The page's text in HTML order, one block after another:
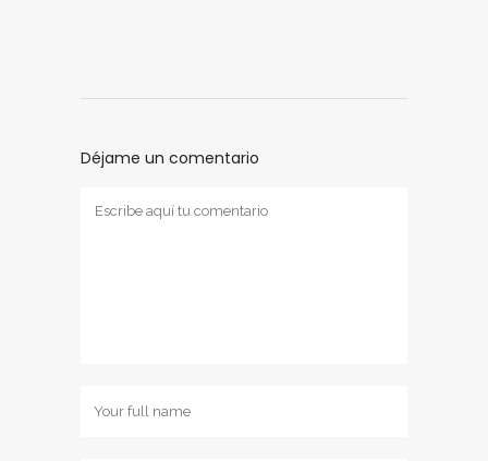
Déjame un comentario